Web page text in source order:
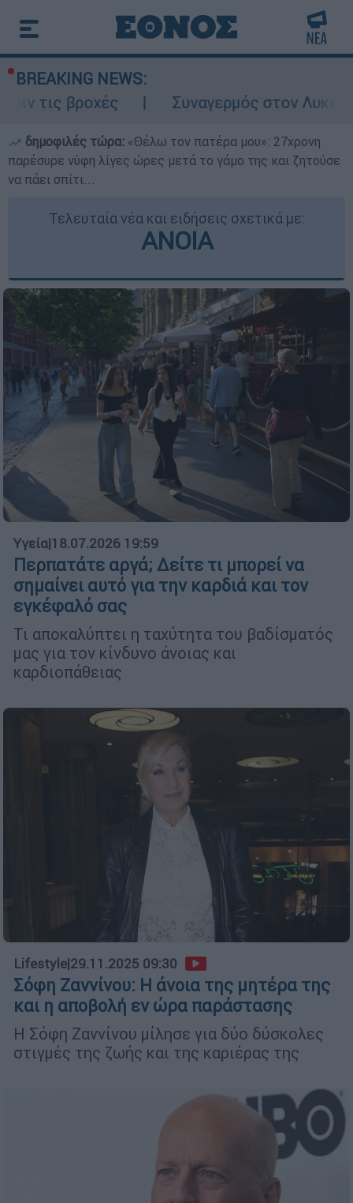
BREAKING NEWS:
Συναγερμός στον Λυκαβηττό:
δημοφιλές τώρα: «Θέλω τον πατέρα μου»: 27χρονη
παρέσυρε νύφη λίγες ώρες μετά το γάμο της και ζητούσε
να πάει σπίτι...
Τελευταία νέα και ειδήσεις σχετικά με:
ΑΝΟΙΑ
Υγεία|18.07.2026 19:59
Περπατάτε αργά; Δείτε τι μπορεί να
σημαίνει αυτό για την καρδιά και τον
εγκέφαλό σας
Τι αποκαλύπτει η ταχύτητα του βαδίσματός
μας για τον κίνδυνο άνοιας και
καρδιοπάθειας
Lifestyle|29.11.2025 09:30
Σόφη Ζαννίνου: Η άνοια της μητέρα της
και η αποβολή εν ώρα παράστασης
Η Σόφη Ζαννίνου μίλησε για δύο δύσκολες
στιγμές της ζωής και της καριέρας της